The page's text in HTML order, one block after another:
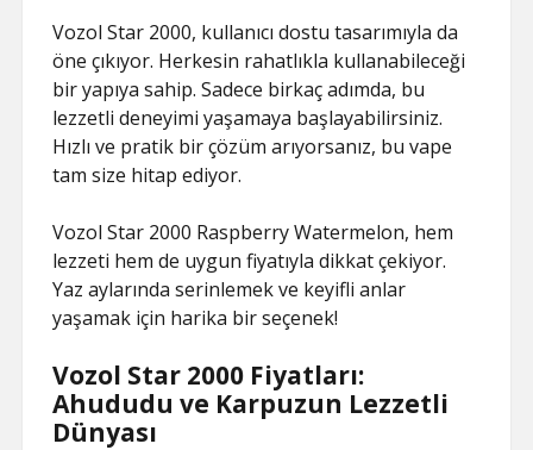
Vozol Star 2000, kullanıcı dostu tasarımıyla da
öne çıkıyor. Herkesin rahatlıkla kullanabileceği
bir yapıya sahip. Sadece birkaç adımda, bu
lezzetli deneyimi yaşamaya başlayabilirsiniz.
Hızlı ve pratik bir çözüm arıyorsanız, bu vape
tam size hitap ediyor.
Vozol Star 2000 Raspberry Watermelon, hem
lezzeti hem de uygun fiyatıyla dikkat çekiyor.
Yaz aylarında serinlemek ve keyifli anlar
yaşamak için harika bir seçenek!
Vozol Star 2000 Fiyatları:
Ahududu ve Karpuzun Lezzetli
Dünyası